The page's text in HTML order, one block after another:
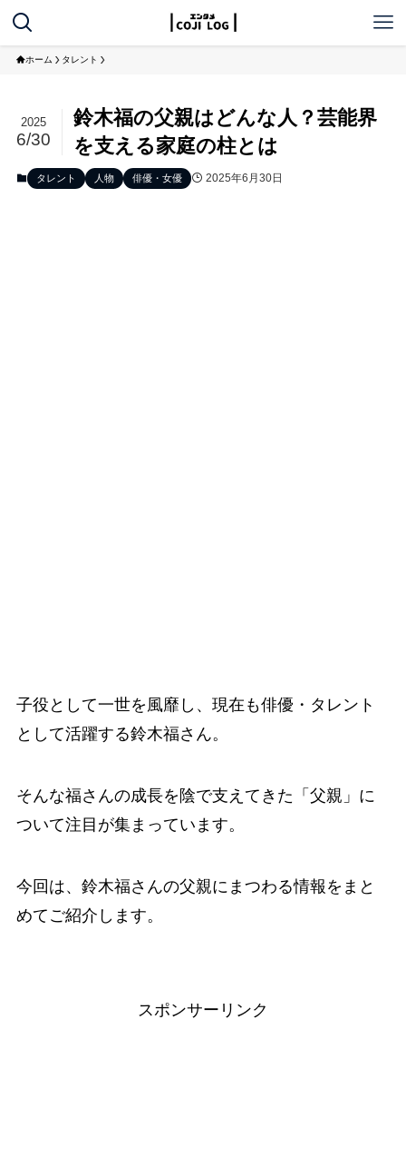
ホーム タレント
鈴木福の父親はどんな人？芸能界
を支える家庭の柱とは
2025
6/30
タレント 人物 俳優・女優 2025年6月30日
子役として一世を風靡し、現在も俳優・タレント
として活躍する鈴木福さん。
そんな福さんの成長を陰で支えてきた「父親」に
ついて注目が集まっています。
今回は、鈴木福さんの父親にまつわる情報をまと
めてご紹介します。
スポンサーリンク